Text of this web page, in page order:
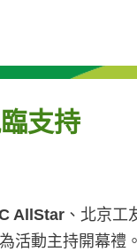
支持
AllStar 、北京工
活動主持開幕